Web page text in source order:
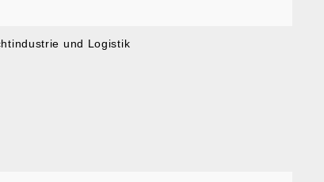
und Logistik